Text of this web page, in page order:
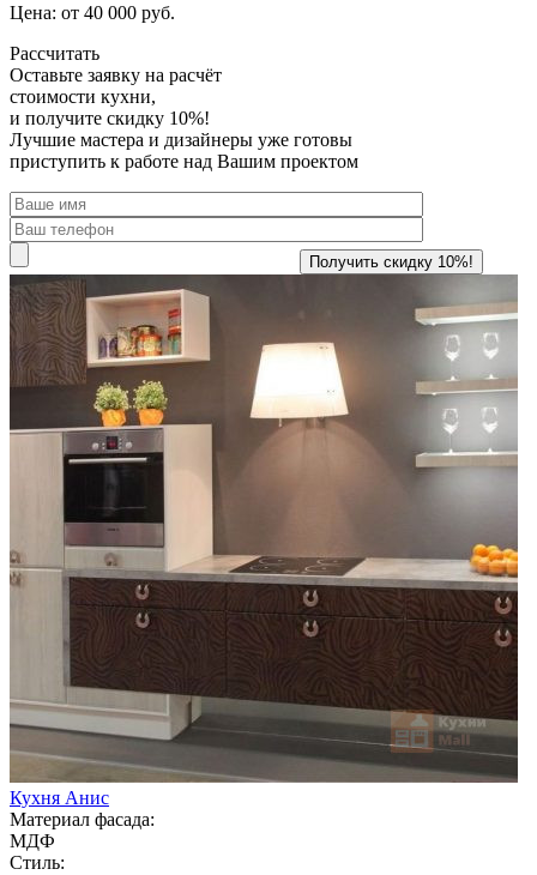
Цена: от 40 000 руб.
Рассчитать
Оставьте заявку на расчёт
стоимости кухни,
и получите скидку 10%!
Лучшие мастера и дизайнеры уже готовы
приступить к работе над Вашим проектом
Кухня Анис
Материал фасада:
МДФ
Стиль: